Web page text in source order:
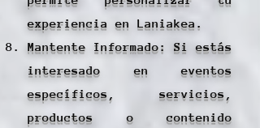
experiencia en Laniakea.
Mantente Informado: Si estás
interesado en eventos
específicos, servicios,
productos o contenido